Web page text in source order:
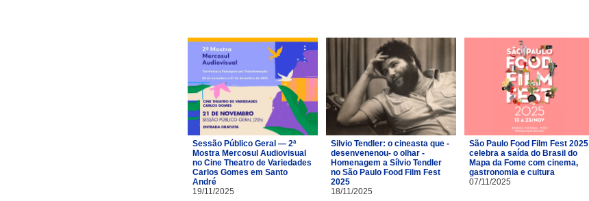
Sessão Público Geral — 2ª
Mostra Mercosul Audiovisual
no Cine Theatro de Variedades
Carlos Gomes em Santo
André
19/11/2025
Silvio Tendler: o cineasta que -
desenvenenou- o olhar -
Homenagem a Sílvio Tendler
no São Paulo Food Film Fest
2025
18/11/2025
São Paulo Food Film Fest 2025
celebra a saída do Brasil do
Mapa da Fome com cinema,
gastronomia e cultura
07/11/2025